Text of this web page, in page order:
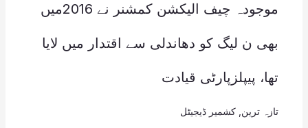
موجودہ چیف الیکشن کمشنر نے 2016میں
بھی ن لیگ کو دھاندلی سے اقتدار میں لایا
تھا، پیپلزپارٹی قیادت
تازہ ترین کشمیر ڈیجیٹل